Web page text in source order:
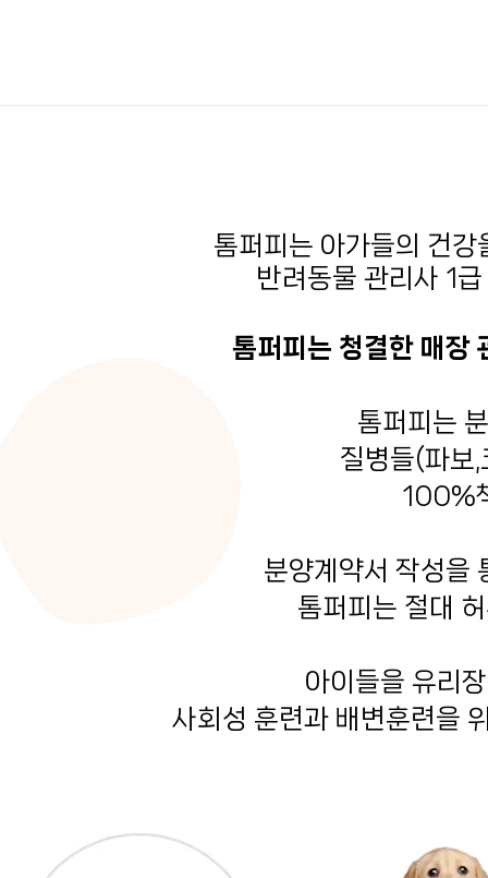
톰퍼피는 아가들의 건
반려동물 관리사 1
톰퍼피는 청결한 매장
톰퍼피는
질병들(파보
100%
분양계약서 작성을
톰퍼피는 절대
아이들을 유리
사회성 훈련과 배변훈련을